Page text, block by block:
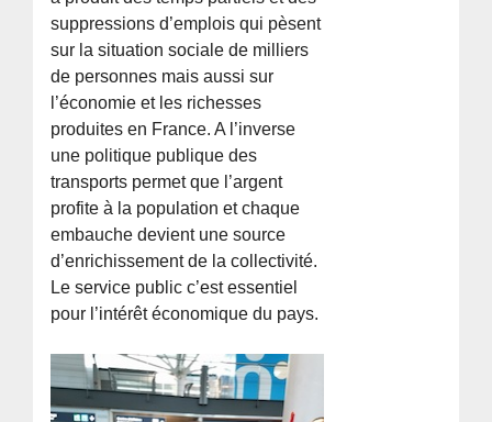
suppressions d’emplois qui pèsent
sur la situation sociale de milliers
de personnes mais aussi sur
l’économie et les richesses
produites en France. A l’inverse
une politique publique des
transports permet que l’argent
profite à la population et chaque
embauche devient une source
d’enrichissement de la collectivité.
Le service public c’est essentiel
pour l’intérêt économique du pays.